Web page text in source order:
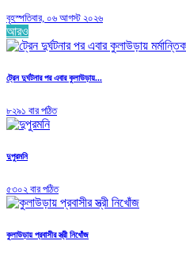
বৃহস্পতিবার, ০৬ আগস্ট ২০২৬
আরও
ট্রেন দুর্ঘটনার পর এবার কুলাউড়ায়...
৮২৯১ বার পঠিত
দুপুরমনি
৫৩০২ বার পঠিত
কুলাউড়ায় প্রবাসীর স্ত্রী নিখোঁজ